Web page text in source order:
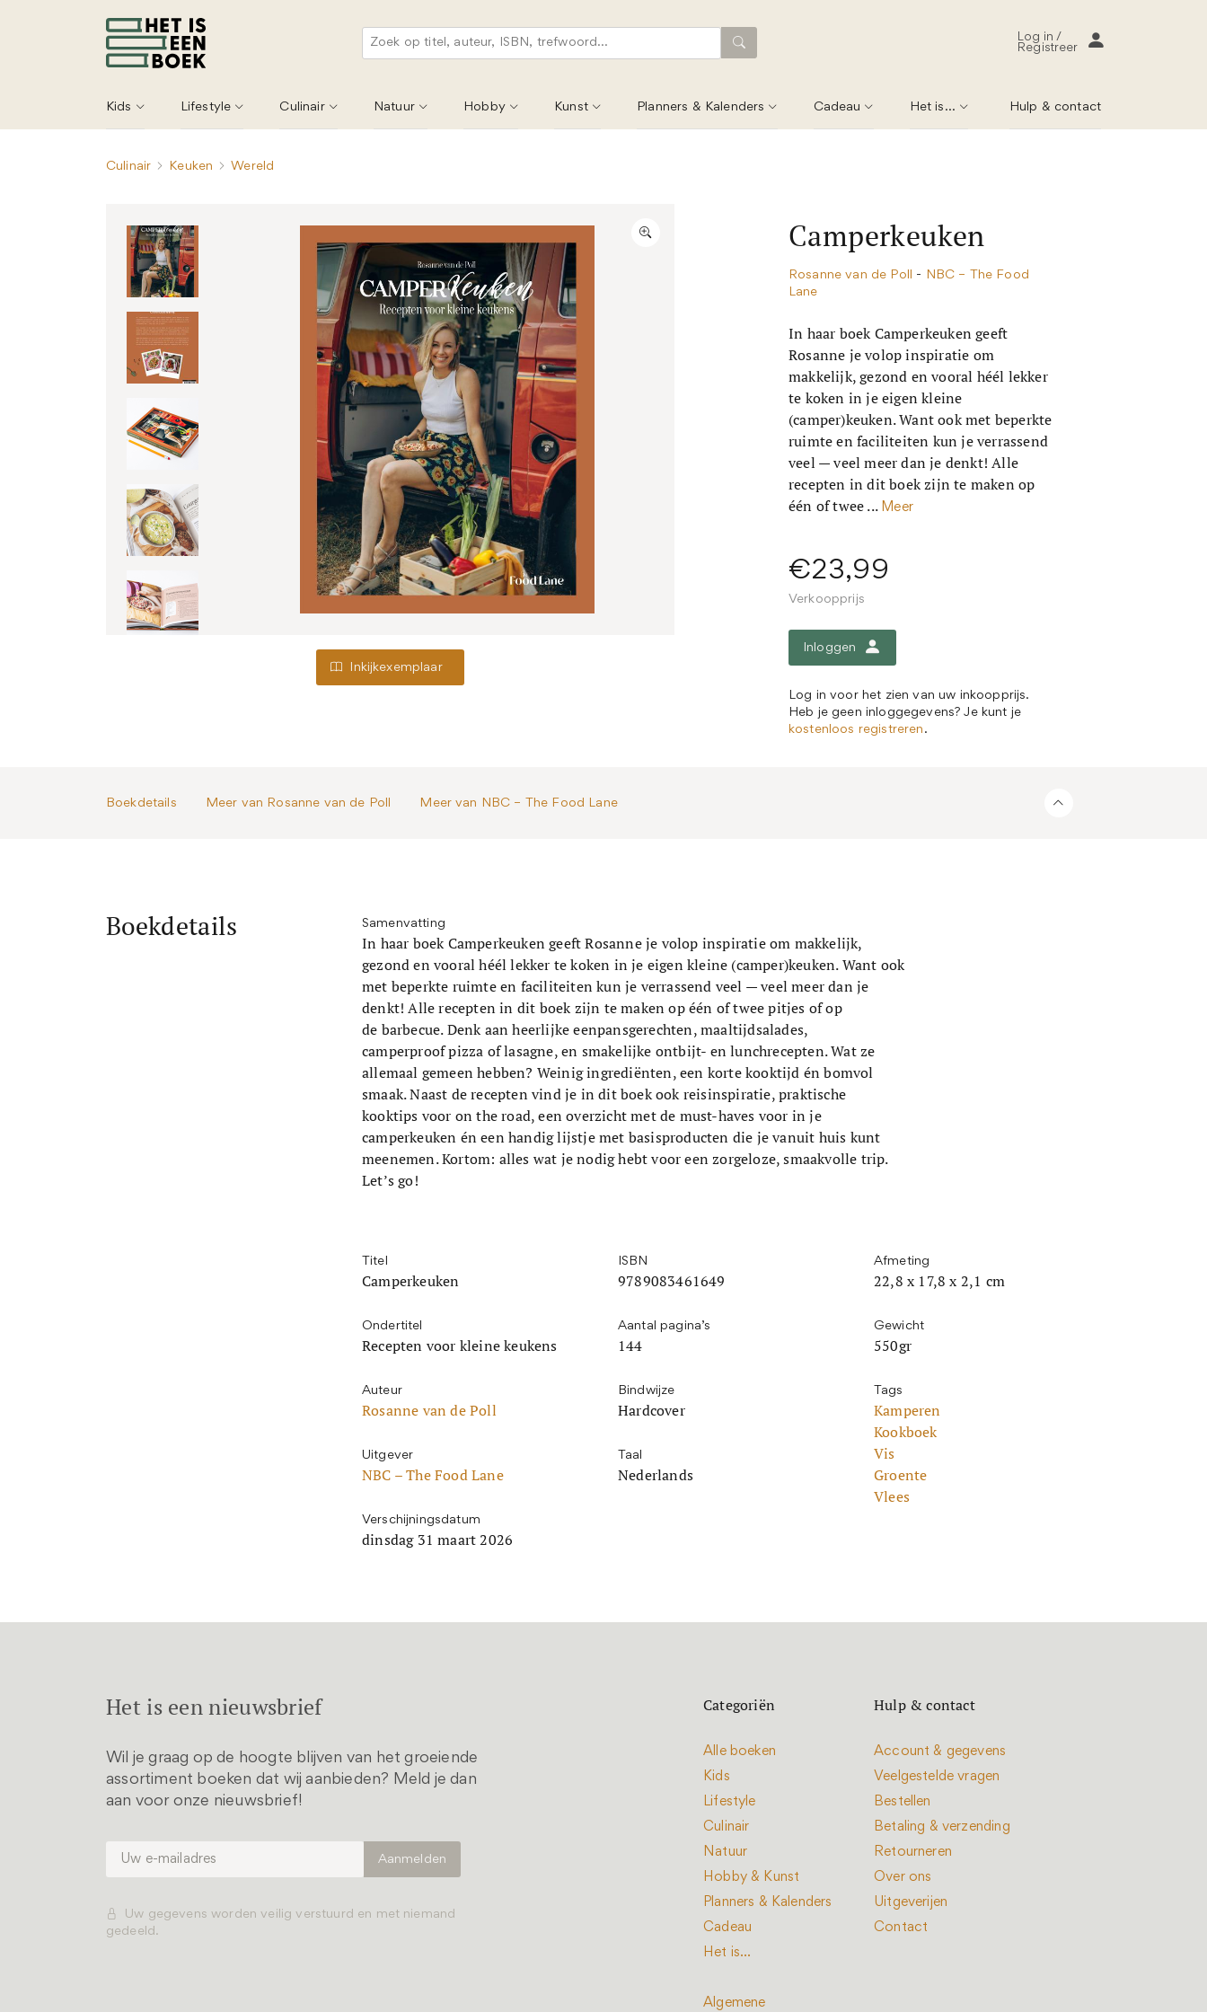
Log in /
Registreer
Kids Lifestyle Culinair Natuur Hobby Kunst Planners & Kalenders Cadeau Het is... Hulp & contact
Culinair Keuken Wereld
Inkijkexemplaar
Camperkeuken
Rosanne van de Poll -
NBC – The Food
Lane
In haar boek Camperkeuken geeft
Rosanne je volop inspiratie om
makkelijk, gezond en vooral héél lekker
te koken in je eigen kleine
(camper)keuken. Want ook met beperkte
ruimte en faciliteiten kun je verrassend
veel — veel meer dan je denkt! Alle
recepten in dit boek zijn te maken op
één of twee ... Meer
€23,99
Verkoopprijs
Inloggen
Log in voor het zien van uw inkoopprijs.
Heb je geen inloggegevens? Je kunt je
kostenloos registreren .
Boekdetails Meer van Rosanne van de Poll Meer van NBC – The Food Lane
Boekdetails Samenvatting
In haar boek Camperkeuken geeft Rosanne je volop inspiratie om makkelijk,
gezond en vooral héél lekker te koken in je eigen kleine (camper)keuken. Want ook
met beperkte ruimte en faciliteiten kun je verrassend veel — veel meer dan je
denkt! Alle recepten in dit boek zijn te maken op één of twee pitjes of op
de barbecue. Denk aan heerlijke eenpansgerechten, maaltijdsalades,
camperproof pizza of lasagne, en smakelijke ontbijt- en lunchrecepten. Wat ze
allemaal gemeen hebben? Weinig ingrediënten, een korte kooktijd én bomvol
smaak. Naast de recepten vind je in dit boek ook reisinspiratie, praktische
kooktips voor on the road, een overzicht met de must-haves voor in je
camperkeuken én een handig lijstje met basisproducten die je vanuit huis kunt
meenemen. Kortom: alles wat je nodig hebt voor een zorgeloze, smaakvolle trip.
Let’s go!
Titel
Camperkeuken
Ondertitel
Recepten voor kleine keukens
Auteur
Rosanne van de Poll
Uitgever
NBC – The Food Lane
Verschijningsdatum
dinsdag 31 maart 2026
ISBN
9789083461649
Aantal pagina’s
144
Bindwijze
Hardcover
Taal
Nederlands
Afmeting
22,8 x 17,8 x 2,1 cm
Gewicht
550gr
Tags
Kamperen
Kookboek
Vis
Groente
Vlees
Het is een nieuwsbrief
Wil je graag op de hoogte blijven van het groeiende
assortiment boeken dat wij aanbieden? Meld je dan
aan voor onze nieuwsbrief!
Uw gegevens worden veilig verstuurd en met niemand
gedeeld.
Categoriën
Alle boeken
Kids
Lifestyle
Culinair
Natuur
Hobby & Kunst
Planners & Kalenders
Cadeau
Het is...
Algemene
Hulp & contact
Account & gegevens
Veelgestelde vragen
Bestellen
Betaling & verzending
Retourneren
Over ons
Uitgeverijen
Contact